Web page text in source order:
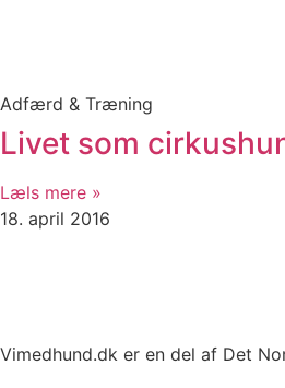
Adfærd & Træning
Livet som
Læls mere »
18. april 2016
Vimedhund.dk er en del af Det